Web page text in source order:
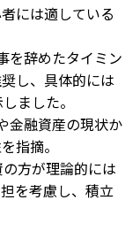
には適している
を辞めたタイミン
し、具体的には
ました。
金融資産の現状か
指摘。
方が理論的には
を考慮し、積立